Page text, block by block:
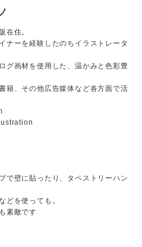
在住。
ナーを経験したのちイラストレータ
グ画材を使用した、温かみと色彩豊
籍、その他広告媒体など各方面で活
で壁に貼ったり、タペストリーハン
どを使っても。
素敵です